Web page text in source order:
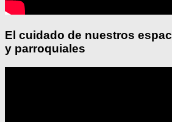
El cuidado de nuestros
y parroquiales